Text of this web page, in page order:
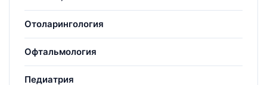
Отоларингология
Офтальмология
Педиатрия